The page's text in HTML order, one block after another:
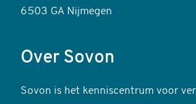
6503 GA Nijmegen
Over Sovon
Sovon is het kenniscentrum voor